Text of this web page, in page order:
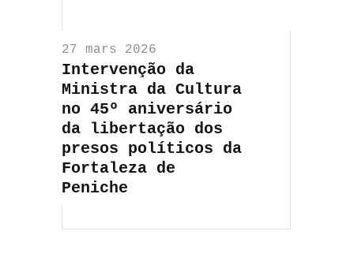
27 mars 2026
Intervenção da
Ministra da Cultura
no 45º aniversário
da libertação dos
presos políticos da
Fortaleza de
Peniche